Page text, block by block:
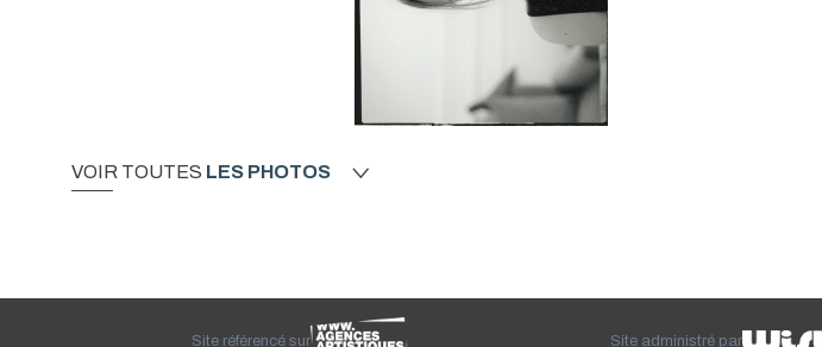
VOIR TOUTES LES PHOTOS
Site référencé sur Site administré par